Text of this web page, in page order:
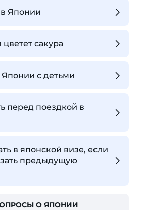
в Японии
сакура
Японии с детьми
перед поездкой в
в японской визе, если
предыдущую
О ЯПОНИИ